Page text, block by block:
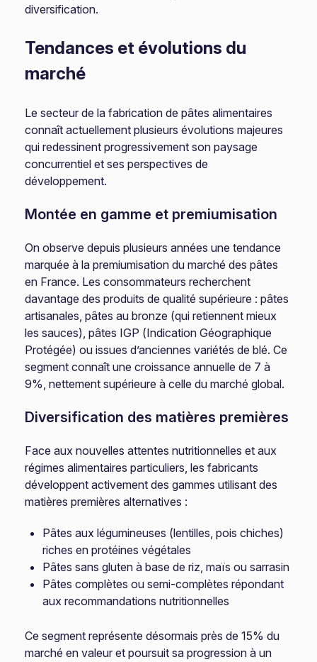
diversification.
Tendances et évolutions du
marché
Le secteur de la fabrication de pâtes alimentaires
connaît actuellement plusieurs évolutions majeures
qui redessinent progressivement son paysage
concurrentiel et ses perspectives de
développement.
Montée en gamme et premiumisation
On observe depuis plusieurs années une tendance
marquée à la premiumisation du marché des pâtes
en France. Les consommateurs recherchent
davantage des produits de qualité supérieure : pâtes
artisanales, pâtes au bronze (qui retiennent mieux
les sauces), pâtes IGP (Indication Géographique
Protégée) ou issues d’anciennes variétés de blé. Ce
segment connaît une croissance annuelle de 7 à
9%, nettement supérieure à celle du marché global.
Diversification des matières premières
Face aux nouvelles attentes nutritionnelles et aux
régimes alimentaires particuliers, les fabricants
développent activement des gammes utilisant des
matières premières alternatives :
Pâtes aux légumineuses (lentilles, pois chiches)
riches en protéines végétales
Pâtes sans gluten à base de riz, maïs ou sarrasin
Pâtes complètes ou semi-complètes répondant
aux recommandations nutritionnelles
Ce segment représente désormais près de 15% du
marché en valeur et poursuit sa progression à un